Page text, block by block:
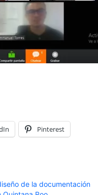
Pinterest
de la documentación